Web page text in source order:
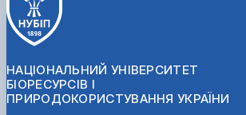
НАЦІОНАЛЬНИЙ УНІВЕРСИТЕТ
БІОРЕСУРСІВ І
ПРИРОДОКОРИСТУВАННЯ УКРАЇНИ